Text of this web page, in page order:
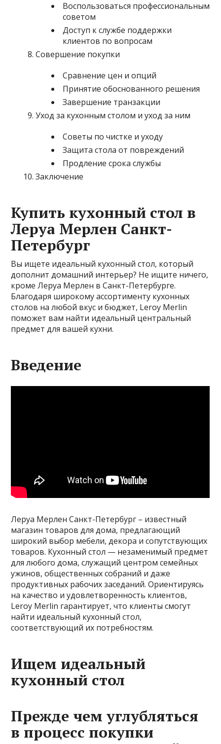
Воспользоваться профессиональным
советом
Доступ к службе поддержки
клиентов по вопросам
Совершение покупки
Сравнение цен и опций
Принятие обоснованного решения
Завершение транзакции
Уход за кухонным столом и уход за ним
Советы по чистке и уходу
Защита стола от повреждений
Продление срока службы
Заключение
Купить кухонный стол в
Леруа Мерлен Санкт-
Петербург
Вы ищете идеальный кухонный стол, который
дополнит домашний интерьер? Не ищите ничего,
кроме Леруа Мерлен в Санкт-Петербурге.
Благодаря широкому ассортименту кухонных
столов на любой вкус и бюджет, Leroy Merlin
поможет вам найти идеальный центральный
предмет для вашей кухни.
Введение
Леруа Мерлен Санкт-Петербург – известный
магазин товаров для дома, предлагающий
широкий выбор мебели, декора и сопутствующих
товаров. Кухонный стол — незаменимый предмет
для любого дома, служащий центром семейных
ужинов, общественных собраний и даже
продуктивных рабочих заседаний. Ориентируясь
на качество и удовлетворенность клиентов,
Leroy Merlin гарантирует, что клиенты смогут
найти идеальный кухонный стол,
соответствующий их потребностям.
Ищем идеальный
кухонный стол
Прежде чем углубляться
в процесс покупки